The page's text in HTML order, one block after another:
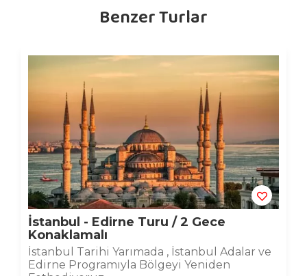
Benzer Turlar
İstanbul - Edirne Turu / 2 Gece
Konaklamalı
İstanbul Tarihi Yarımada , İstanbul Adalar ve
Edirne Programıyla Bölgeyi Yeniden